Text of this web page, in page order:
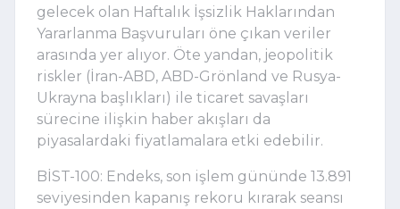
gelecek olan Haftalık İşsizlik Haklarından
Yararlanma Başvuruları öne çıkan veriler
arasında yer alıyor. Öte yandan, jeopolitik
riskler (İran-ABD, ABD-Grönland ve Rusya-
Ukrayna başlıkları) ile ticaret savaşları
sürecine ilişkin haber akışları da
piyasalardaki fiyatlamalara etki edebilir.
BİST-100: Endeks, son işlem gününde 13.891
seviyesinden kapanış rekoru kırarak seansı